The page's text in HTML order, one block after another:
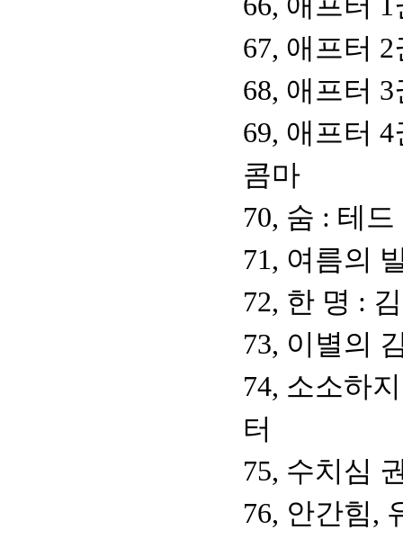
67, 애프터
68, 애프터
69, 애프터
콤마
70, 숨 : 테
71, 여름의
72, 한 명 :
73, 이별의
74, 소소하
터
75, 수치심
76, 안간힘,